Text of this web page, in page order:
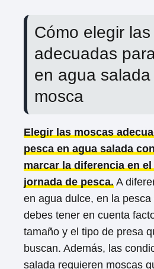
Cómo elegir
adecuadas
en agua salada
mosca
Elegir las moscas
pesca en agua salada
marcar la diferencia en
jornada de pesca. A
en agua dulce, en la
debes tener en cuenta
tamaño y el tipo de presa
buscan. Además, las
salada requieren moscas